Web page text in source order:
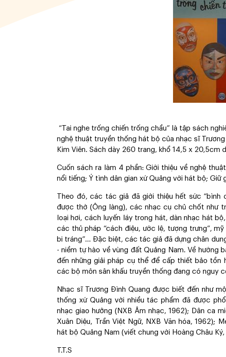
“Tai nghe trống chiến trống chầu” là tập sách
nghệ thuật truyền thống hát bộ của nhạc sĩ
Kim Viên. Sách dày 260 trang, khổ 14,5 x 20,5cm
Cuốn sách ra làm 4 phần: Giới thiệu về nghệ
nổi tiếng; Ý tình dân gian xứ Quảng với hát bộ; Giữ
Theo đó, các tác giả đã giới thiệu hết sức
được thờ (Ông làng), các nhạc cụ chủ chốt như
loại hơi, cách luyến láy trong hát, dàn nhạc hát
các thủ pháp “cách điệu, ước lệ, tượng trưng”,
bi tráng”… Đặc biệt, các tác giả đã dựng chân
- niềm tự hào về vùng đất Quảng Nam. Về
đến những giải pháp cụ thể để cấp thiết bảo
các bộ môn sân khấu truyền thống đang có nguy
Nhạc sĩ Trương Đình Quang được biết đến như
thống xứ Quảng với nhiều tác phẩm đã được
nhạc giao hưởng (NXB Âm nhạc, 1962); Dân ca
Xuân Diệu, Trần Việt Ngữ, NXB Văn hóa, 1962);
hát bộ Quảng Nam (viết chung với Hoàng Châu
T.T.S